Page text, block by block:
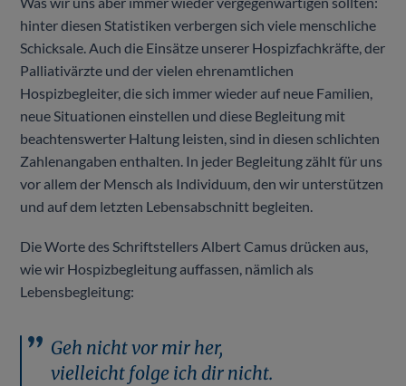
hinter diesen Statistiken verbergen sich viele menschliche
Schicksale. Auch die Einsätze unserer Hospizfachkräfte, der
Palliativärzte und der vielen ehrenamtlichen
Hospizbegleiter, die sich immer wieder auf neue Familien,
neue Situationen einstellen und diese Begleitung mit
beachtenswerter Haltung leisten, sind in diesen schlichten
Zahlenangaben enthalten. In jeder Begleitung zählt für uns
vor allem der Mensch als Individuum, den wir unterstützen
und auf dem letzten Lebensabschnitt begleiten.
Die Worte des Schriftstellers Albert Camus drücken aus,
wie wir Hospizbegleitung auffassen, nämlich als
Lebensbegleitung:
Geh nicht vor mir her,
vielleicht folge ich dir nicht.